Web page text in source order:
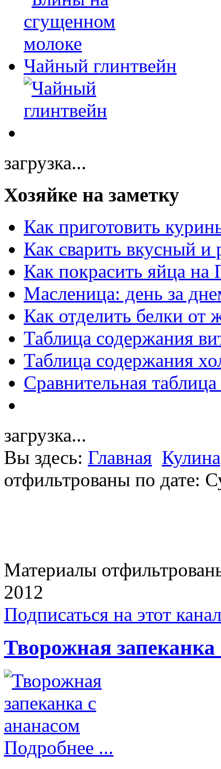
Чайный глинтвейн
загрузка...
Хозяйке на заметку
Как приготовить
Как сварить вкусный и
Как покрасить яйца на
Масленица: день за
Как отделить белки от
Таблица содержания
Таблица содержания
Сравнительная
загрузка...
Вы здесь: Главная
отфильтрованы по дате:
Материалы
2012
Подписаться на этот
Творожная запеканка
Подробнее ...